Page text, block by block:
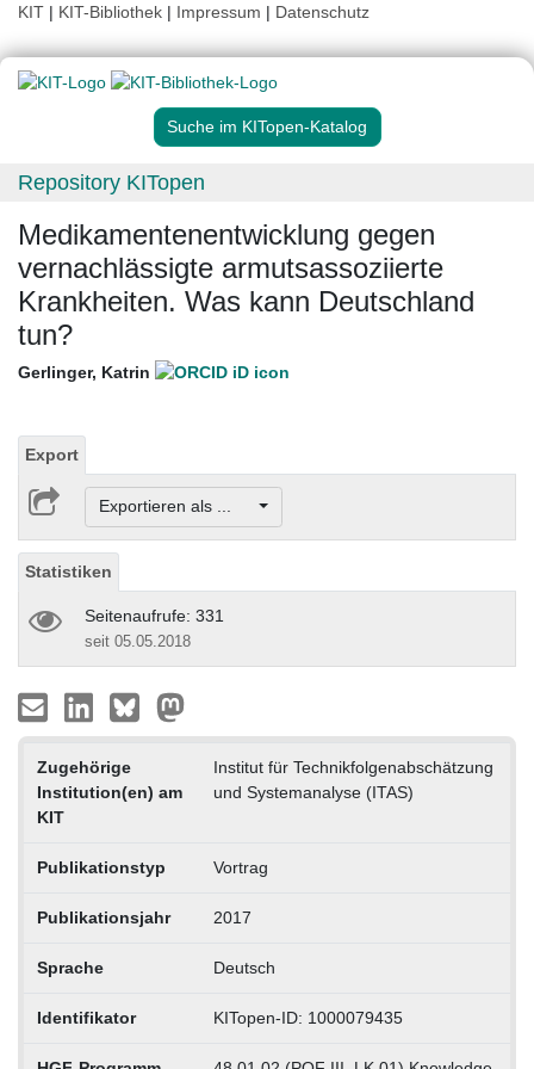
KIT | KIT-Bibliothek | Impressum | Datenschutz
Suche im KITopen-Katalog
Repository KITopen
Medikamentenentwicklung gegen
vernachlässigte armutsassoziierte
Krankheiten. Was kann Deutschland
tun?
Gerlinger, Katrin
Export
Exportieren als ...
Statistiken
Seitenaufrufe: 331
seit 05.05.2018
Zugehörige
Institution(en) am
KIT
Institut für Technikfolgenabschätzung
und Systemanalyse (ITAS)
Publikationstyp Vortrag
Publikationsjahr 2017
Sprache Deutsch
Identifikator KITopen-ID: 1000079435